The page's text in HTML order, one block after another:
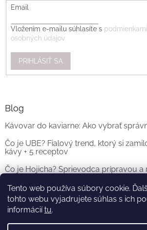
Tento web používa súbory cookie.
tohto webu vyjadrujete súhlas s ich
informáciítu.
Email
Vložením e-mailu súhlasíte s
osobných údajov
PRIHLÁSIŤ SA
Blog
Kávovar do kaviarne: Ako vybrať
Čo je UBE? Fialový trend, ktorý si
kávy + 5 receptov
Čo je Hojicha? Sprievodca prípravou a
ARCHÍV